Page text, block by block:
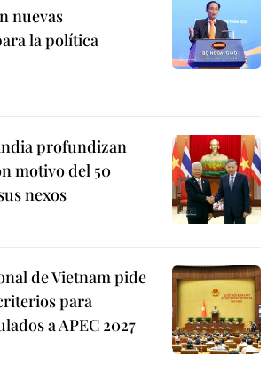
nuevas
la política
profundizan
motivo del 50
nexos
de Vietnam pide
para
a APEC 2027